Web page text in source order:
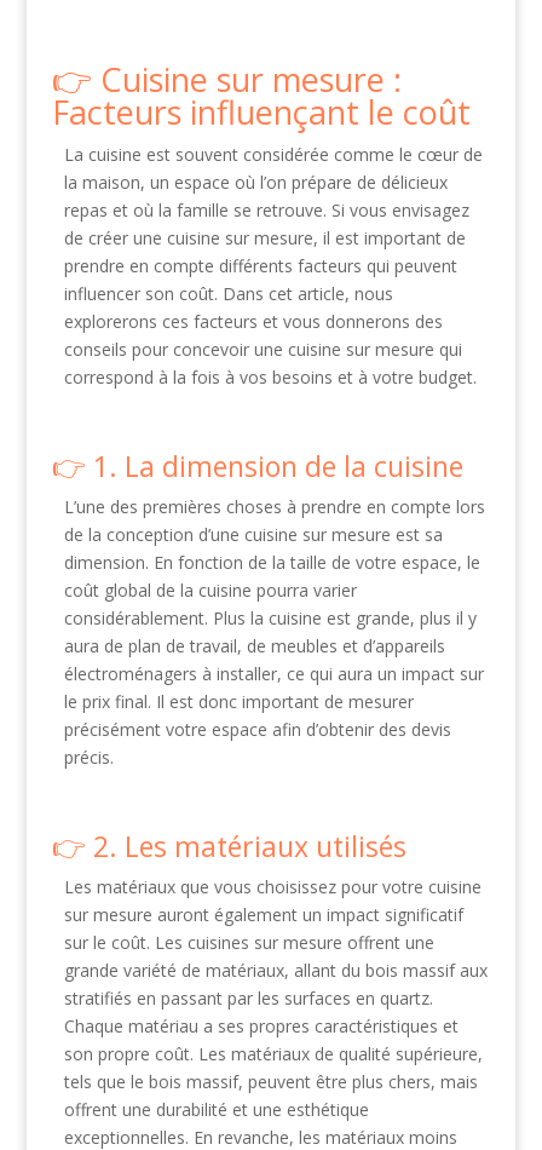
Cuisine sur mesure :
Facteurs influençant le coût
La cuisine est souvent considérée comme le cœur de
la maison, un espace où l’on prépare de délicieux
repas et où la famille se retrouve. Si vous envisagez
de créer une cuisine sur mesure, il est important de
prendre en compte différents facteurs qui peuvent
influencer son coût. Dans cet article, nous
explorerons ces facteurs et vous donnerons des
conseils pour concevoir une cuisine sur mesure qui
correspond à la fois à vos besoins et à votre budget.
1. La dimension de la cuisine
L’une des premières choses à prendre en compte lors
de la conception d’une cuisine sur mesure est sa
dimension. En fonction de la taille de votre espace, le
coût global de la cuisine pourra varier
considérablement. Plus la cuisine est grande, plus il y
aura de plan de travail, de meubles et d’appareils
électroménagers à installer, ce qui aura un impact sur
le prix final. Il est donc important de mesurer
précisément votre espace afin d’obtenir des devis
précis.
2. Les matériaux utilisés
Les matériaux que vous choisissez pour votre cuisine
sur mesure auront également un impact significatif
sur le coût. Les cuisines sur mesure offrent une
grande variété de matériaux, allant du bois massif aux
stratifiés en passant par les surfaces en quartz.
Chaque matériau a ses propres caractéristiques et
son propre coût. Les matériaux de qualité supérieure,
tels que le bois massif, peuvent être plus chers, mais
offrent une durabilité et une esthétique
exceptionnelles. En revanche, les matériaux moins